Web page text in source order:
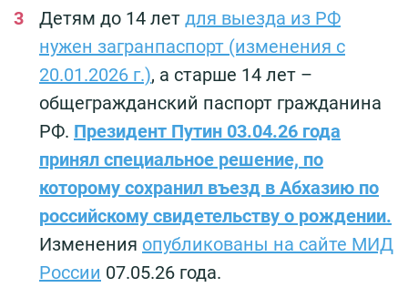
Детям до 14 лет для выезда из РФ
нужен загранпаспорт (изменения с
20.01.2026 г.), а старше 14 лет –
общегражданский паспорт гражданина
РФ. Президент Путин 03.04.26 года
принял специальное решение, по
которому сохранил въезд в Абхазию по
российскому свидетельству о рождении.
Изменения опубликованы на сайте МИД
России 07.05.26 года.